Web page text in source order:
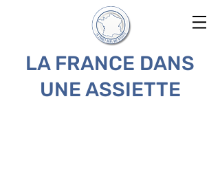
LA FRANCE DANS
UNE ASSIETTE